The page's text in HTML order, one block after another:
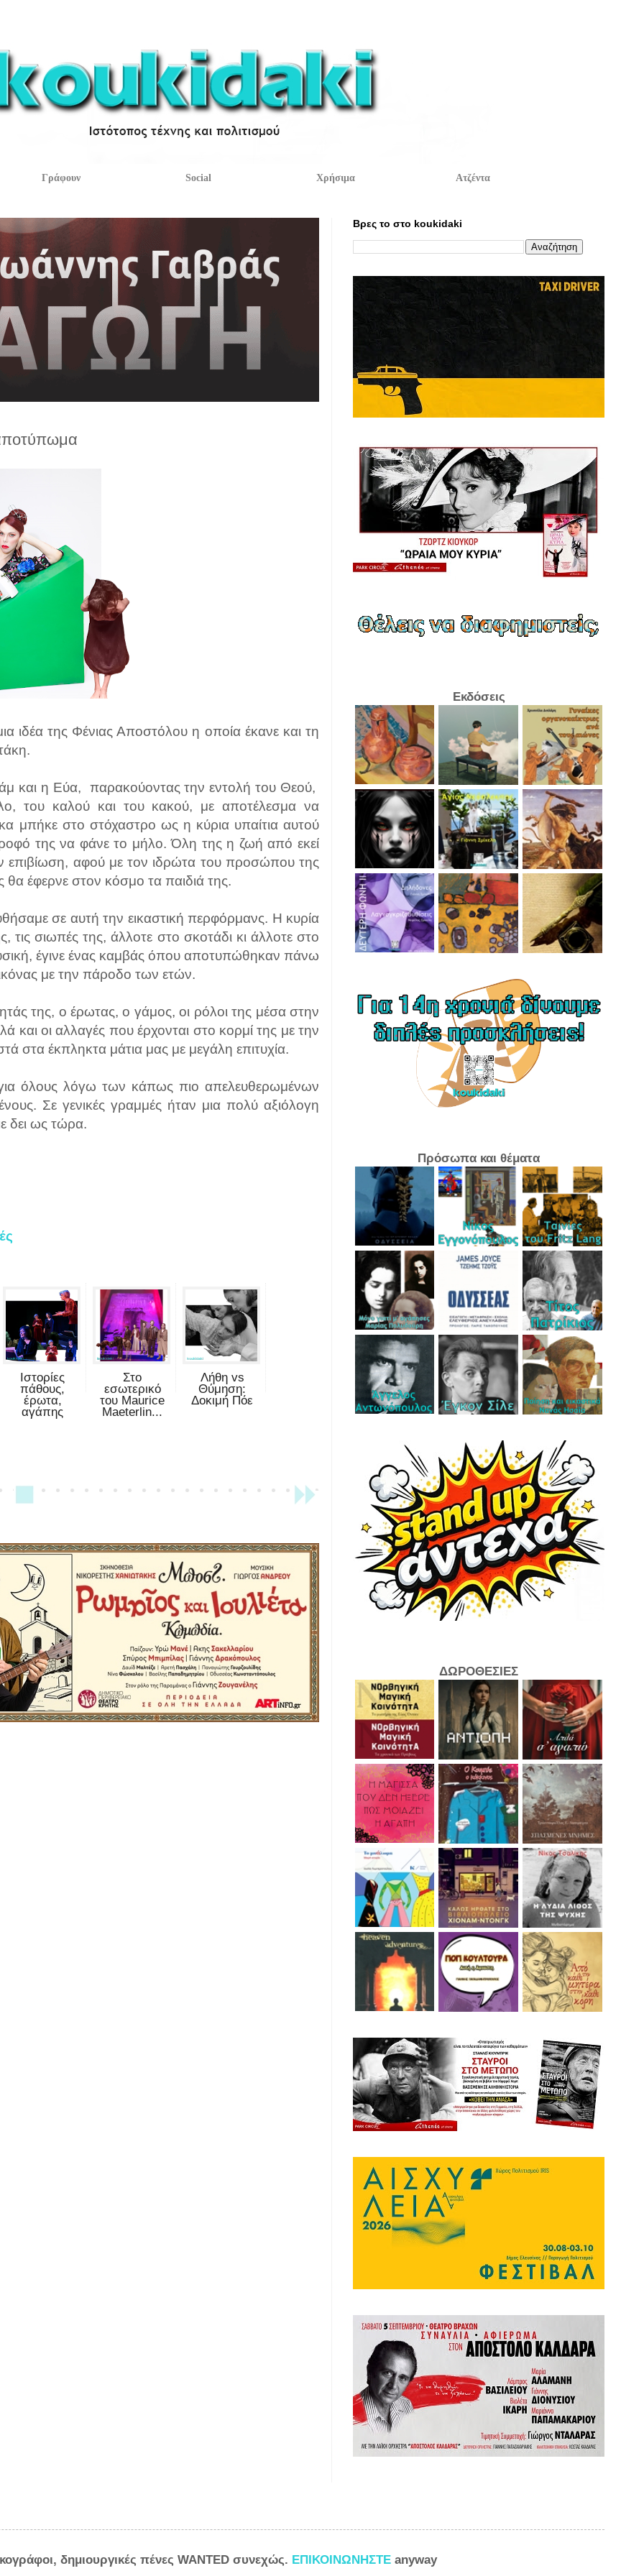
Γράφουν Social Χρήσιμα Ατζέντα
ιδέα της Φένιας Αποστόλου η οποία έκανε και τη
και η Εύα, παρακούοντας την εντολή του Θεού,
του καλού και του κακού, με αποτέλεσμα να
μπήκε στο στόχαστρο ως η κύρια υπαίτια αυτού
της να φάνε το μήλο. Όλη της η ζωή από εκεί
επιβίωση, αφού με τον ιδρώτα του προσώπου της
θα έφερνε στον κόσμο τα παιδιά της.
σε αυτή την εικαστική περφόρμανς. Η κυρία
τις σιωπές της, άλλοτε στο σκοτάδι κι άλλοτε στο
έγινε ένας καμβάς όπου αποτυπώθηκαν πάνω
με την πάροδο των ετών.
της, ο έρωτας, ο γάμος, οι ρόλοι της μέσα στην
και οι αλλαγές που έρχονται στο κορμί της με την
έκπληκτα μάτια μας με μεγάλη επιτυχία.
όλους λόγω των κάπως πιο απελευθερωμένων
Σε γενικές γραμμές ήταν μια πολύ αξιόλογη
δει ως τώρα.
Ιστορίες
πάθους,
έρωτα,
αγάπης
Στο
εσωτερικό
του Maurice
Maeterlin...
Λήθη vs
Θύμηση:
Δοκιμή Πόε
Βρες το στο koukidaki
Εκδόσεις
Πρόσωπα και θέματα
ΔΩΡΟΘΕΣΙΕΣ
δημιουργικές πένες WANTED συνεχώς. ΕΠΙΚΟΙΝΩΝΗΣΤΕ anyway